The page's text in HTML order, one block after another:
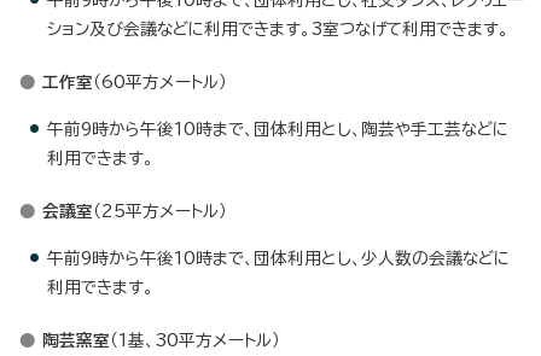
ション及び会議などに利用できます。3室つなげて利用できます。
工作室 （60平方メートル）
午前9時から午後10時まで、団体利用とし、陶芸や手工芸などに
利用できます。
会議室 （25平方メートル）
午前9時から午後10時まで、団体利用とし、少人数の会議などに
利用できます。
陶芸窯室 （1基、30平方メートル）